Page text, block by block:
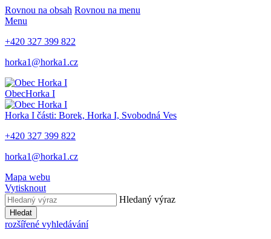
Rovnou na obsah Rovnou na menu
Menu
+420 327 399 822
horka1@horka1.cz
ObecHorka I
Horka I části: Borek, Horka I, Svobodná Ves
+420 327 399 822
horka1@horka1.cz
Mapa webu
Vytisknout
Hledaný výraz
Hledat
rozšířené vyhledávání